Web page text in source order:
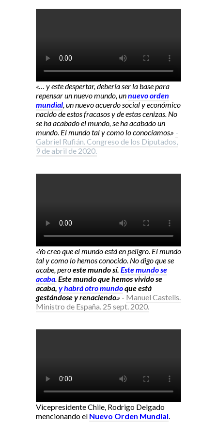
«… y este despertar, debería ser la base para
repensar un nuevo mundo, unnuevo orden
mundial, un nuevo acuerdo social y económico
nacido de estos fracasos y de estas cenizas. No
se ha acabado el mundo, se ha acabado un
mundo. El mundo tal y como lo conocíamos.» -
Gabriel Rufián. Congreso de los Diputados,
9 de abril de 2020.
«Yo creo que el mundo está en peligro. El mundo
tal y como lo hemos conocido. No digo que se
acabe, peroeste mundo sí. Este mundo se
acaba.Este mundo que hemos vivido se
acaba, y habrá otro mundoque está
gestándose y renaciendo.» - Manuel Castells.
Ministro de España. 25 sept. 2020.
Vicepresidente Chile, Rodrigo Delgado
mencionando el Nuevo Orden Mundial.